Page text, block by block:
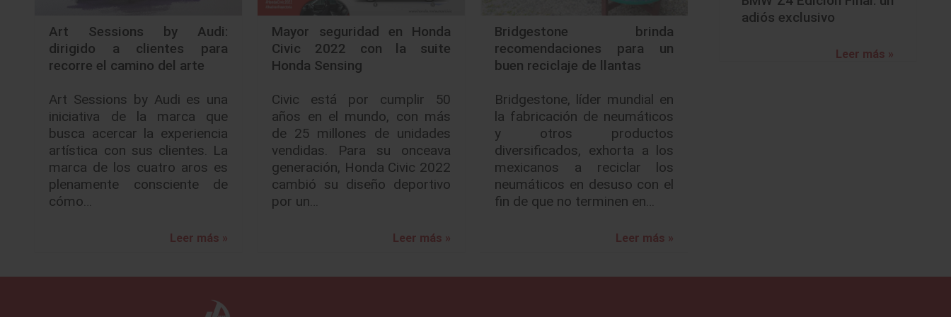
Art Sessions by Audi:
dirigido a clientes para
recorre el camino del arte
Art Sessions by Audi es una
iniciativa de la marca que
busca acercar la experiencia
artística con sus clientes. La
marca de los cuatro aros es
plenamente consciente de
cómo…
Leer más »
Mayor seguridad en Honda
Civic 2022 con la suite
Honda Sensing
Civic está por cumplir 50
años en el mundo, con más
de 25 millones de unidades
vendidas. Para su onceava
generación, Honda Civic 2022
cambió su diseño deportivo
por un…
Leer más »
Bridgestone brinda
recomendaciones para un
buen reciclaje de llantas
Bridgestone, líder mundial en
la fabricación de neumáticos
y otros productos
diversificados, exhorta a los
mexicanos a reciclar los
neumáticos en desuso con el
fin de que no terminen en…
Leer más »
adiós exclusivo
Leer más »